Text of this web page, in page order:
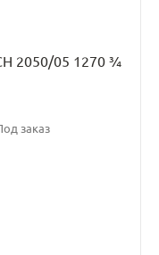
2050/05 1270 ¾
заказ